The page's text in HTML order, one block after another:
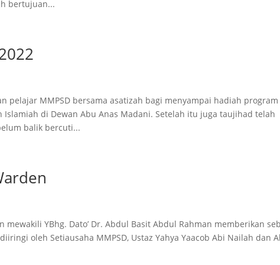
bertujuan...
pelajar MMPSD bersama asatizah bagi menyampai hadiah program
di Dewan Abu Anas Madani. Setelah itu juga taujihad telah
balik bercuti...
mewakili YBhg. Dato’ Dr. Abdul Basit Abdul Rahman memberikan
oleh Setiausaha MMPSD, Ustaz Yahya Yaacob Abi Nailah dan